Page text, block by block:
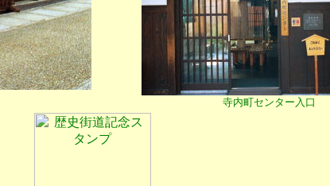
寺内町センター入口